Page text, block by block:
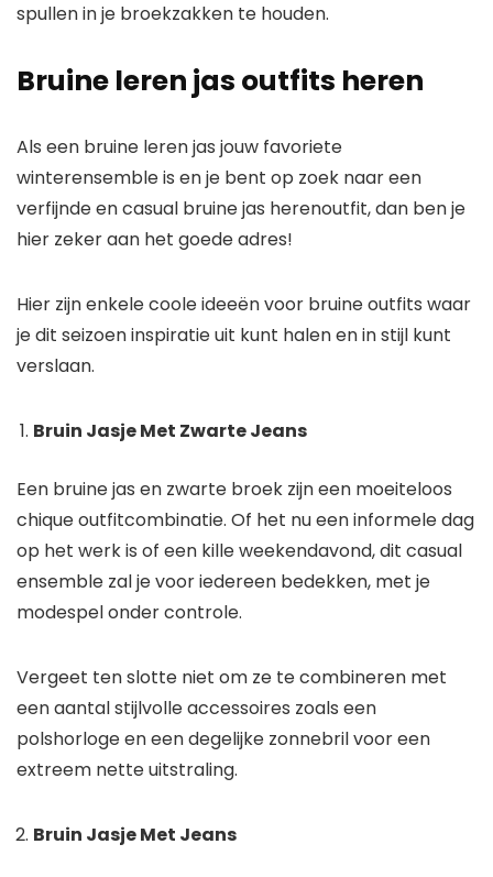
spullen in je broekzakken te houden.
Bruine leren jas outfits heren
Als een bruine leren jas jouw favoriete
winterensemble is en je bent op zoek naar een
verfijnde en casual bruine jas herenoutfit, dan ben je
hier zeker aan het goede adres!
Hier zijn enkele coole ideeën voor bruine outfits waar
je dit seizoen inspiratie uit kunt halen en in stijl kunt
verslaan.
Bruin Jasje Met Zwarte Jeans
Een bruine jas en zwarte broek zijn een moeiteloos
chique outfitcombinatie. Of het nu een informele dag
op het werk is of een kille weekendavond, dit casual
ensemble zal je voor iedereen bedekken, met je
modespel onder controle.
Vergeet ten slotte niet om ze te combineren met
een aantal stijlvolle accessoires zoals een
polshorloge en een degelijke zonnebril voor een
extreem nette uitstraling.
Bruin Jasje Met Jeans